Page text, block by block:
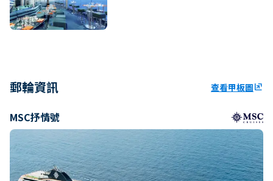
郵輪資訊 查看甲板圖ungroup
MSC抒情號